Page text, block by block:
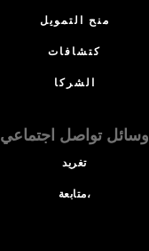
منح التمويل
كتشافات
الشركا
وسائل تواصل اجتماعي
تغريد
متابعة،